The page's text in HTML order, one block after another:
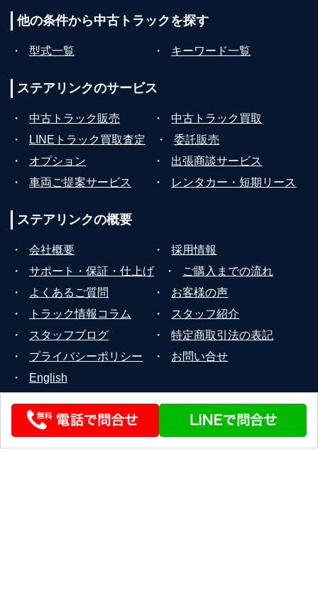
他の条件から中古トラックを探す
・ 型式一覧 ・ キーワード一覧
ステアリンクのサービス
・ 中古トラック販売 ・
中古トラック買取
・
LINEトラック買取査定 ・
委託販売
・
オプション ・
出張商談サービス
・
車両ご提案サービス ・ レンタカー・短期リース
ステアリンクの概要
・ 会社概要 ・
採用情報
・
サポート・保証・仕上げ ・
ご購入までの流れ
・
よくあるご質問 ・
お客様の声
・
トラック情報コラム ・
スタッフ紹介
・
スタッフブログ ・
特定商取引法の表記
・
プライバシーポリシー ・
お問い合せ
・
English
© 2026 STEERLINK Co.,Ltd